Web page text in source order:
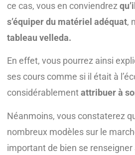
ce cas, vous en conviendrez
s’équiper du matériel adéquat,
tableau velleda.
En effet, vous pourrez ainsi
ses cours comme si il était à
considérablementattribuer à
Néanmoins, vous constaterez
nombreux modèles sur le
important de bien se renseigner